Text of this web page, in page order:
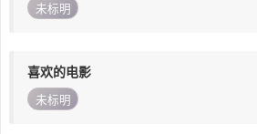
未标明
喜欢的电影
未标明